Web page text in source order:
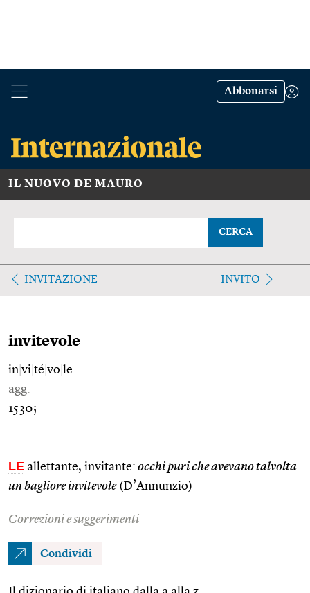
Abbonarsi
IL NUOVO DE MAURO
CERCA
INVITAZIONE INVITO
invitevole
in vi té vo le
agg.
1530;
LE allettante, invitante: occhi puri che avevano talvolta
un bagliore invitevole(D’Annunzio)
Correzioni e suggerimenti
Condividi